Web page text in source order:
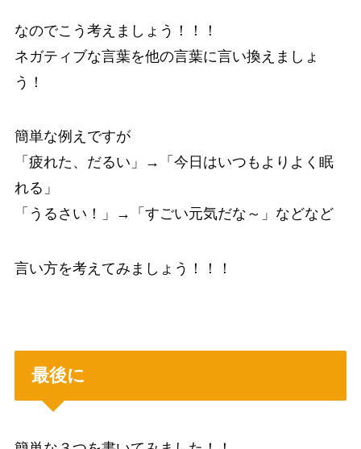
なのでこう考えましょう！！！
ネガティブな言葉を他の言葉に言い換えましょ
う！
簡単な例えですが
「疲れた、だるい」→「今日はいつもよりよく眠
れる」
「うるさい！」→「すごい元気だな～」などなど
言い方を考えてみましょう！！！
最後に